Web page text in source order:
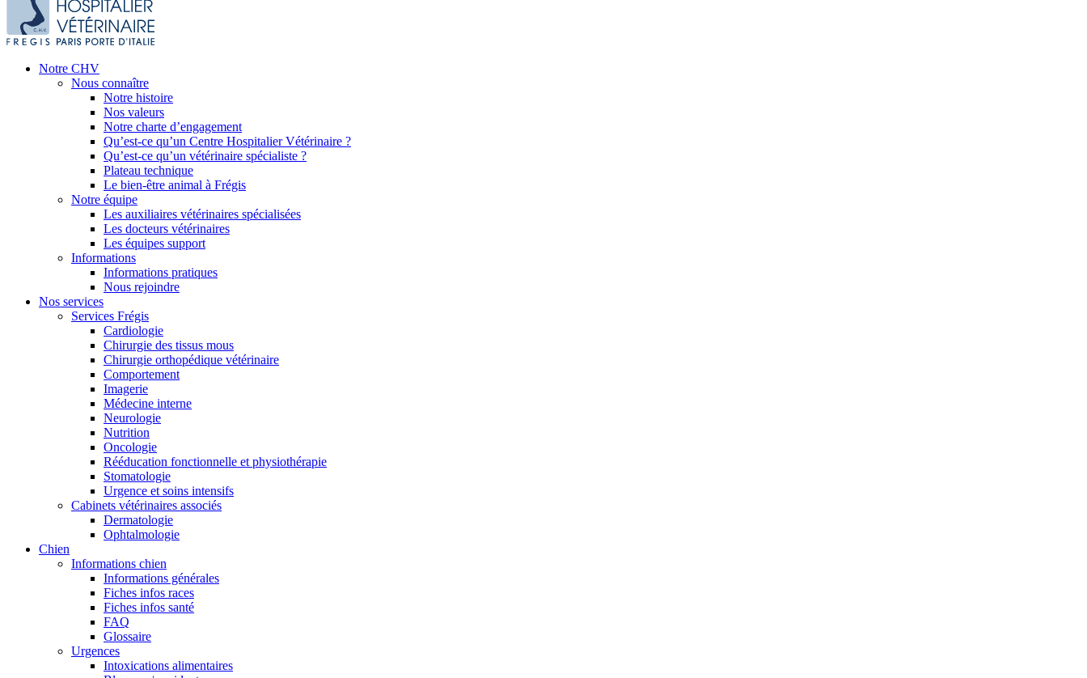
Notre CHV
Nous connaître
Notre histoire
Nos valeurs
Notre charte d’engagement
Qu’est-ce qu’un Centre Hospitalier Vétérinaire ?
Qu’est-ce qu’un vétérinaire spécialiste ?
Plateau technique
Le bien-être animal à Frégis
Notre équipe
Les auxiliaires vétérinaires spécialisées
Les docteurs vétérinaires
Les équipes support
Informations
Informations pratiques
Nous rejoindre
Nos services
Services Frégis
Cardiologie
Chirurgie des tissus mous
Chirurgie orthopédique vétérinaire
Comportement
Imagerie
Médecine interne
Neurologie
Nutrition
Oncologie
Rééducation fonctionnelle et physiothérapie
Stomatologie
Urgence et soins intensifs
Cabinets vétérinaires associés
Dermatologie
Ophtalmologie
Chien
Informations chien
Informations générales
Fiches infos races
Fiches infos santé
FAQ
Glossaire
Urgences
Intoxications alimentaires